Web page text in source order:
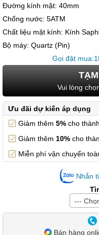
Đường kính mặt: 40mm
Chống nước: 5ATM
Chất liệu mặt kính: Kính
Bộ máy: Quartz (Pin)
Gọi đặt mua:
Vui lòng
Ưu đãi dự kiến áp dụng
Giảm thêm 5% cho
Giảm thêm 10% cho
Miễn phí vận chuyển
Nhắn
---
Bán hàng